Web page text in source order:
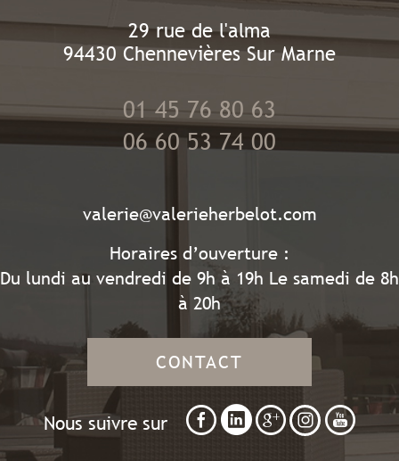
29 rue de l'alma
94430 Chennevières Sur Marne
01 45 76 80 63
06 60 53 74 00
valerie@valerieherbelot.com
Horaires d’ouverture :
Du lundi au vendredi de 9h à 19h Le samedi de 8h
à 20h
CONTACT
Nous suivre sur